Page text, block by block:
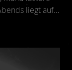
liegt auf